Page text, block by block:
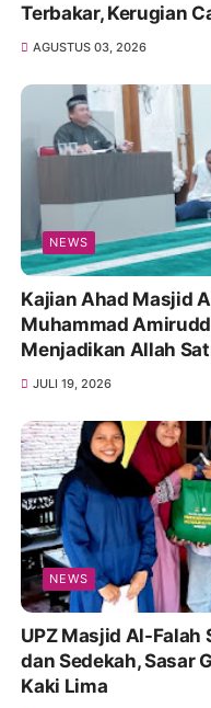
Terbakar, Kerugian
AGUSTUS 03, 2026
NEWS
Kajian Ahad Masjid
Muhammad
Menjadikan Allah
Bergantung
JULI 19, 2026
NEWS
UPZ Masjid Al-Falah
dan Sedekah, Sasar
Kaki Lima